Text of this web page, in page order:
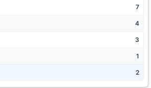
7
4
3
1
2